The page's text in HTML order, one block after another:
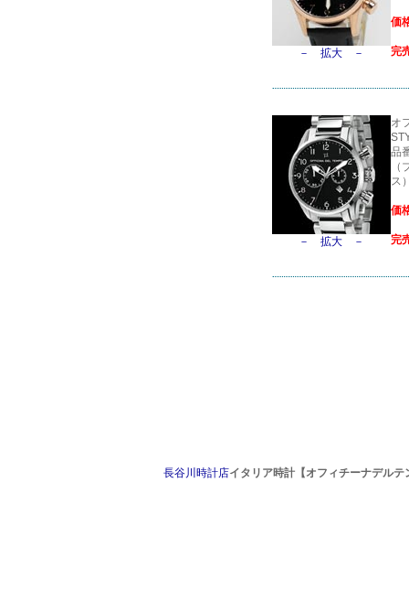
－ 拡大 －
価
完
－ 拡大 －
オ
品
ス
価
完
長谷川時計店イタリア時計【オフィチーナデル